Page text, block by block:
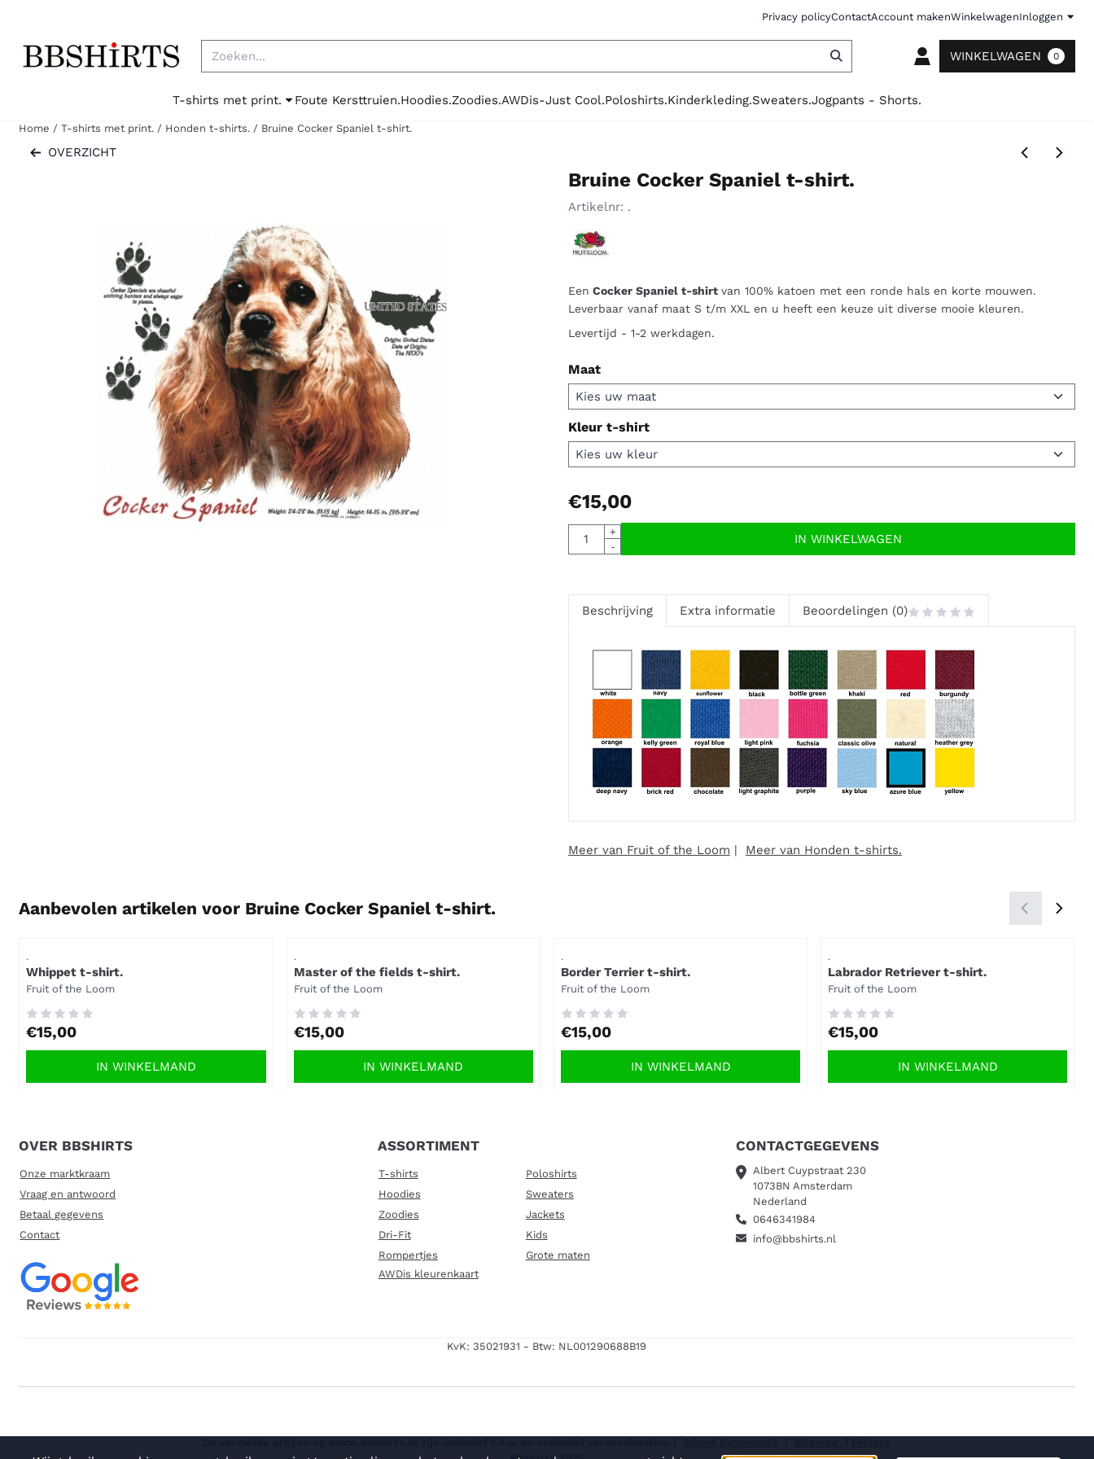
Privacy policyContactAccount makenWinkelwagenInloggen
Zoeken
WINKELWAGEN 0
T-shirts met print. Foute Kersttruien.Hoodies.Zoodies.AWDis-Just Cool.Poloshirts.Kinderkleding.Sweaters.Jogpants - Shorts.
Home / T-shirts met print. / Honden t-shirts. / Bruine Cocker Spaniel t-shirt.
OVERZICHT
Bruine Cocker Spaniel t-shirt.
Artikelnr: .
Een Cocker Spaniel t-shirt van 100% katoen met een ronde hals en korte mouwen.
Leverbaar vanaf maat S t/m XXL en u heeft een keuze uit diverse mooie kleuren.
Levertijd - 1-2 werkdagen.
Maat
Kleur t-shirt
€15,00
Aantal
+
-
IN WINKELWAGEN
Beschrijving Extra informatie Beoordelingen (0)
Meer van Fruit of the Loom | Meer van Honden t-shirts.
Aanbevolen artikelen voor Bruine Cocker Spaniel t-shirt.
.
Whippet t-shirt.
Merk:
Fruit of the Loom
Prijs: 15,00
€15,00
IN WINKELMAND
.
Master of the fields t-shirt.
Merk:
Fruit of the Loom
Prijs: 15,00
€15,00
IN WINKELMAND
.
Border Terrier t-shirt.
Merk:
Fruit of the Loom
Prijs: 15,00
€15,00
IN WINKELMAND
.
Labrador Retriever t-shirt.
Merk:
Fruit of the Loom
Prijs: 15,00
€15,00
IN WINKELMAND
OVER BBSHIRTS
Onze marktkraam
Vraag en antwoord
Betaal gegevens
Contact
ASSORTIMENT
T-shirts
Poloshirts
Hoodies
Sweaters
Zoodies
Jackets
Dri-Fit
Kids
Rompertjes
Grote maten
AWDis kleurenkaart
CONTACTGEGEVENS
Albert Cuypstraat 230
1073BN Amsterdam
Nederland
0646341984
info@bbshirts.nl
KvK: 35021931 - Btw: NL001290688B19